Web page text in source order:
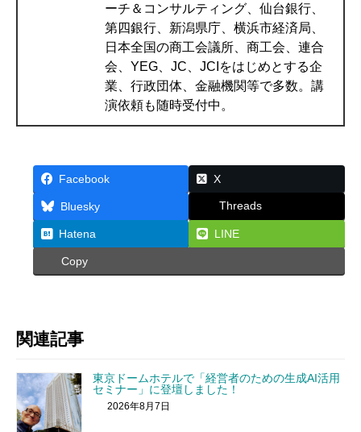
ーチ＆コンサルティング、仙台銀行、
第四銀行、新潟県庁、横浜市経済局、
日本全国の商工会議所、商工会、連合
会、YEG、JC、JCIをはじめとする企
業、行政団体、金融機関等で多数。講
演依頼も随時受付中。
Facebook X
Bluesky Threads
Hatena LINE
Copy
関連記事
東京ドームホテルで「経営者のための生成AI活用
セミナー」に登壇しました！
2026年8月7日